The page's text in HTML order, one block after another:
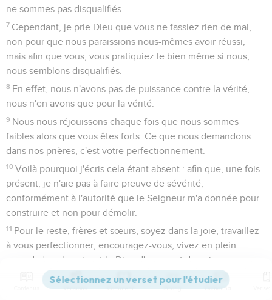
ne sommes pas disqualifiés.
7 Cependant, je prie Dieu que vous ne fassiez rien de mal,
non pour que nous paraissions nous-mêmes avoir réussi,
mais afin que vous, vous pratiquiez le bien même si nous,
nous semblons disqualifiés.
8 En effet, nous n'avons pas de puissance contre la vérité,
nous n'en avons que pour la vérité.
9 Nous nous réjouissons chaque fois que nous sommes
faibles alors que vous êtes forts. Ce que nous demandons
dans nos prières, c'est votre perfectionnement.
10 Voilà pourquoi j'écris cela étant absent : afin que, une fois
présent, je n'aie pas à faire preuve de sévérité,
conformément à l'autorité que le Seigneur m'a donnée pour
construire et non pour démolir.
11 Pour le reste, frères et sœurs, soyez dans la joie, travaillez
à vous perfectionner, encouragez-vous, vivez en plein
accord, dans la paix, et le Dieu d'amour et de paix sera avec
Saluez-vous les uns les autres par un saint baiser. Tous les
Versions Commentaires Strong